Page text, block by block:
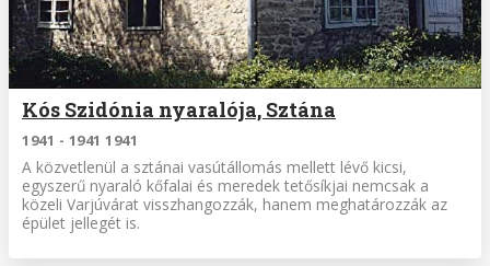
Kós Szidónia nyaralója, Sztána
1941 - 1941 1941
A közvetlenül a sztánai vasútállomás mellett lévő kicsi,
egyszerű nyaraló kőfalai és meredek tetősíkjai nemcsak a
közeli Varjúvárat visszhangozzák, hanem meghatározzák az
épület jellegét is.